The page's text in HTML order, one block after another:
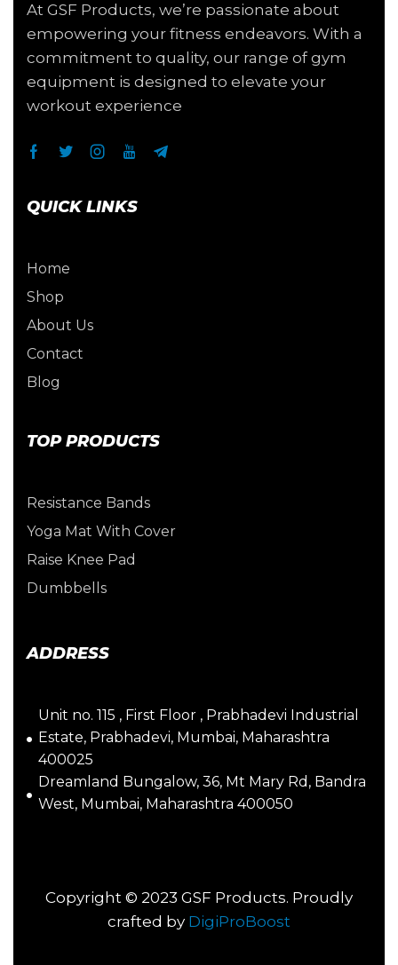
At GSF Products, we’re passionate about
empowering your fitness endeavors. With a
commitment to quality, our range of gym
equipment is designed to elevate your
workout experience
QUICK LINKS
Home
Shop
About Us
Contact
Blog
TOP PRODUCTS
Resistance Bands
Yoga Mat With Cover
Raise Knee Pad
Dumbbells
ADDRESS
Unit no. 115 , First Floor , Prabhadevi Industrial
Estate, Prabhadevi, Mumbai, Maharashtra
400025
Dreamland Bungalow, 36, Mt Mary Rd, Bandra
West, Mumbai, Maharashtra 400050
Copyright © 2023 GSF Products. Proudly
crafted by DigiProBoost